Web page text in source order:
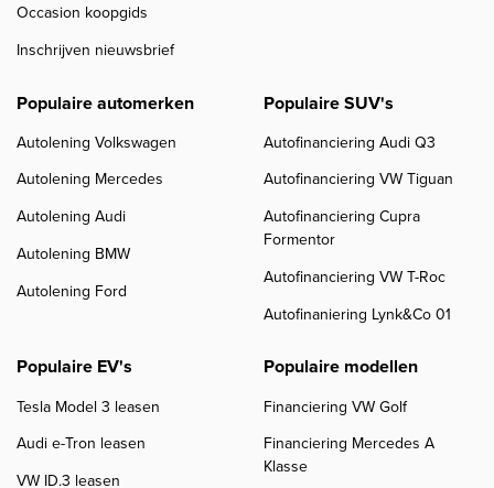
Occasion koopgids
Inschrijven nieuwsbrief
Populaire automerken
Autolening Volkswagen
Autolening Mercedes
Autolening Audi
Autolening BMW
Autolening Ford
Populaire SUV's
Autofinanciering Audi Q3
Autofinanciering VW Tiguan
Autofinanciering Cupra
Formentor
Autofinanciering VW T-Roc
Autofinaniering Lynk&Co 01
Populaire EV's
Tesla Model 3 leasen
Audi e-Tron leasen
VW ID.3 leasen
Populaire modellen
Financiering VW Golf
Financiering Mercedes A
Klasse